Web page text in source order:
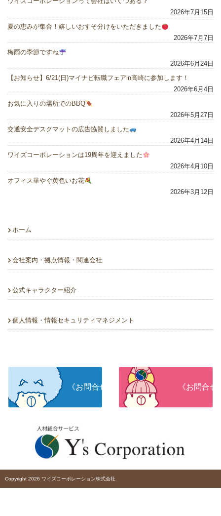
2026年7月15日
夏の恵みが集合！嬉しいおすそ分けをいただきました
2026年7月7日
梅雨の季節ですね
2026年6月24日
【お知らせ】6/21(日)マイナビ転職フェアin高崎に参加します！
2026年6月4日
お気に入りの場所でのBBQ
2026年5月27日
交通安全デスクマットの広告協賛しました
2026年4月14日
ワイズコーポレーションは19周年を迎えました
2026年4月10日
オフィス華やぐ黄色いお花
2026年3月12日
ホーム
会社案内・拠点情報・関連会社
公式キャラクター紹介
個人情報・情報セキュリティマネジメント
《お問合せ》人材をお探しの企業さま
《お問合
Copyright 2026 ワイズコーポレーション株式会社